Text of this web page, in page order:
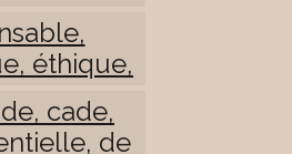
éthique,
cade,
de